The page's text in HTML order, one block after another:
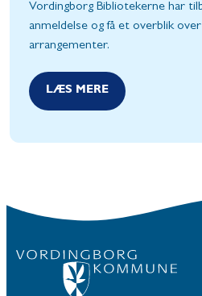
Vordingborg Bibliotekerne har
anmeldelse og få et overblik
arrangementer.
LÆS MERE